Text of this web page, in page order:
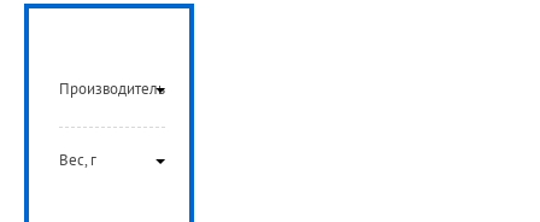
Производитель
Вес, г